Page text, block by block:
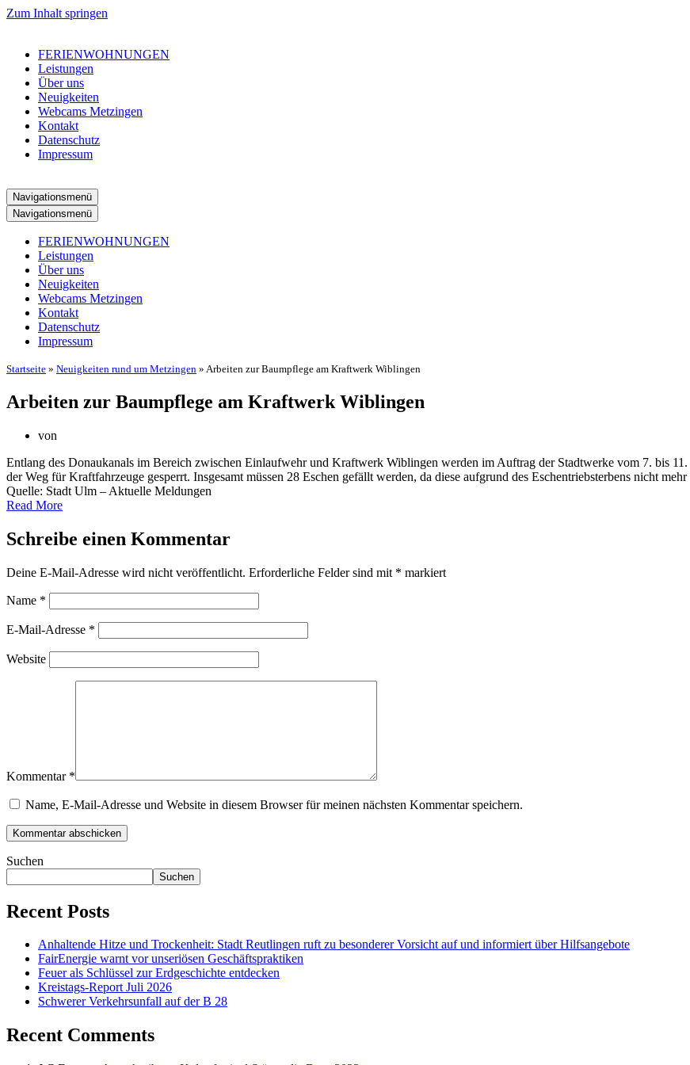
Zum Inhalt springen
FERIENWOHNUNGEN
Leistungen
Über uns
Neuigkeiten
Webcams Metzingen
Kontakt
Datenschutz
Impressum
Navigationsmenü
Navigationsmenü
FERIENWOHNUNGEN
Leistungen
Über uns
Neuigkeiten
Webcams Metzingen
Kontakt
Datenschutz
Impressum
Startseite » Neuigkeiten rund um Metzingen » Arbeiten zur Baumpflege am Kraftwerk Wiblingen
Arbeiten zur Baumpflege am Kraftwerk Wiblingen
von
Entlang des Donaukanals im Bereich zwischen Einlaufwehr und Kraftwerk Wiblingen werden im Auftrag der Stadtwerke vom 7. bis
der Weg für Kraftfahrzeuge gesperrt. Insgesamt müssen 28 Eschen gefällt werden, da diese aufgrund des Eschentriebsterbens nicht
Quelle: Stadt Ulm – Aktuelle Meldungen
Read More
Schreibe einen Kommentar
Deine E-Mail-Adresse wird nicht veröffentlicht. Erforderliche Felder sind mit * markiert
Name *
E-Mail-Adresse *
Website
Kommentar *
Name, E-Mail-Adresse und Website in diesem Browser für meinen nächsten Kommentar speichern.
Suchen
Suchen
Recent Posts
Anhaltende Hitze und Trockenheit: Stadt Reutlingen ruft zu besonderer Vorsicht auf und informiert über Hilfsangebote
FairEnergie warnt vor unseriösen Geschäftspraktiken
Feuer als Schlüssel zur Erdgeschichte entdecken
Kreistags-Report Juli 2026
Schwerer Verkehrsunfall auf der B 28
Recent Comments